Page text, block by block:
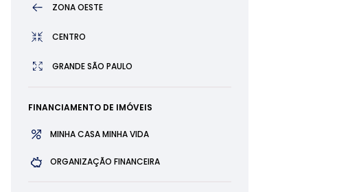
ZONA OESTE
CENTRO
GRANDE SÃO PAULO
FINANCIAMENTO DE IMÓVEIS
MINHA CASA MINHA VIDA
ORGANIZAÇÃO FINANCEIRA